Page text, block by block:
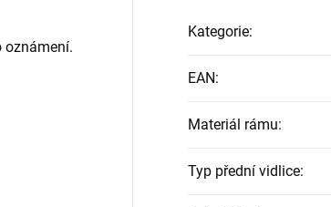
oznámení.
Kategorie:
EAN:
Materiál rámu:
Typ přední vidlice: